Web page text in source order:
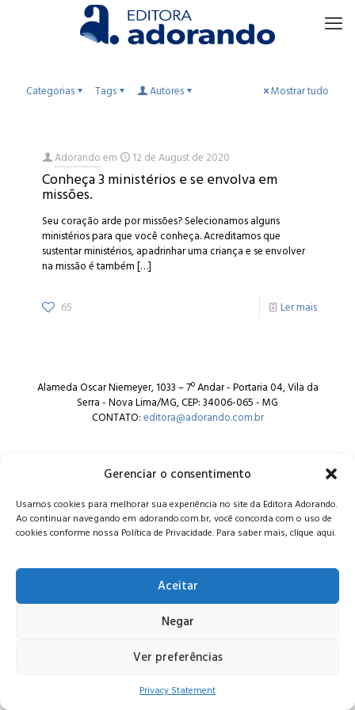
Gerenciar o consentimento
Usamos cookies para melhorar sua experiência no site da Editora Adorando.
Ao continuar navegando em adorando.com.br, você concorda com o uso de
cookies conforme nossa Política de Privacidade. Para saber mais, clique aqui.
Aceitar
Negar
Ver preferências
Privacy Statement
Categorias Tags Autores Mostrar tudo
Adorandoem 12 de August de 2020
Conheça 3 ministérios e se envolva em
missões.
Seu coração arde por missões? Selecionamos alguns
ministérios para que você conheça. Acreditamos que
sustentar ministérios, apadrinhar uma criança e se envolver
na missão é também[…]
65 Ler mais
Alameda Oscar Niemeyer, 1033 – 7º Andar - Portaria 04, Vila da
Serra - Nova Lima/MG, CEP: 34006-065 - MG
CONTATO:editora@adorando.com.br
© Editora Adorando 2026. Todos os direitos reservados.